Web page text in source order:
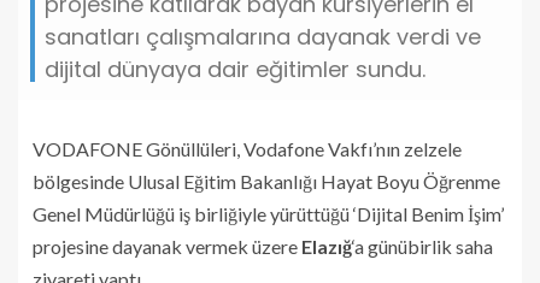
sanatları çalışmalarına dayanak verdi ve
dijital dünyaya dair eğitimler sundu.
VODAFONE Gönüllüleri, Vodafone Vakfı’nın zelzele
bölgesinde Ulusal Eğitim Bakanlığı Hayat Boyu Öğrenme
Genel Müdürlüğü iş birliğiyle yürüttüğü ‘Dijital Benim İşim’
projesine dayanak vermek üzere Elazığ‘a günübirlik saha